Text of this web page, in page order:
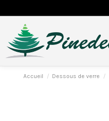
Accueil Dessous de verre